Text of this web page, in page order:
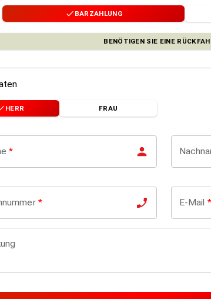
BARZAHLUNG
BENÖTIGEN SIE EINE
HERR FRAU
*
* E-Mail *